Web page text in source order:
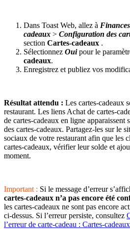
Dans Toast Web, allez à
cadeaux > Configuration des
section Cartes-cadeaux .
Sélectionnez Ouipour le
cadeaux.
Enregistrez et publiez vos
Résultat attendu : Les cartes-cadeaux
restaurant. Les liens Achat de cartes-
de cartes-cadeaux en ligne apparaissent
des cartes-cadeaux. Partagez-les sur le
sociaux de votre restaurant afin que les
cartes-cadeaux, vérifier leur solde et
moment.
Important : Si le message d’erreur
cartes-cadeaux n’a pas encore été
les cartes-cadeaux ne sont pas encore
ci-dessus. Si l’erreur persiste, consultez
l’erreur de carte-cadeau : Cartes-